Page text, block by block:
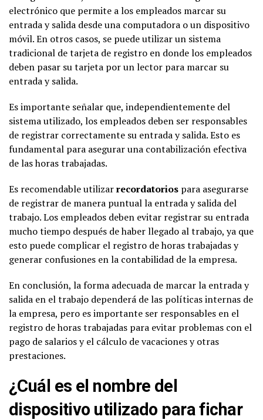
electrónico que permite a los empleados marcar su
entrada y salida desde una computadora o un dispositivo
móvil. En otros casos, se puede utilizar un sistema
tradicional de tarjeta de registro en donde los empleados
deben pasar su tarjeta por un lector para marcar su
entrada y salida.
Es importante señalar que, independientemente del
sistema utilizado, los empleados deben ser responsables
de registrar correctamente su entrada y salida. Esto es
fundamental para asegurar una contabilización efectiva
de las horas trabajadas.
Es recomendable utilizarrecordatorios para asegurarse
de registrar de manera puntual la entrada y salida del
trabajo. Los empleados deben evitar registrar su entrada
mucho tiempo después de haber llegado al trabajo, ya que
esto puede complicar el registro de horas trabajadas y
generar confusiones en la contabilidad de la empresa.
En conclusión, la forma adecuada de marcar la entrada y
salida en el trabajo dependerá de las políticas internas de
la empresa, pero es importante ser responsables en el
registro de horas trabajadas para evitar problemas con el
pago de salarios y el cálculo de vacaciones y otras
prestaciones.
¿Cuál es el nombre del
dispositivo utilizado para fichar